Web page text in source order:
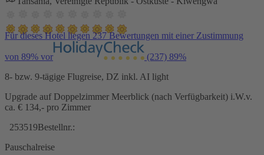
Für dieses Hotel liegen 237 Bewertungen mit einer Zustimmung
von 89% vor (237) 89%
8- bzw. 9-tägige Flugreise, DZ inkl. AI light
Upgrade auf Doppelzimmer Meerblick (nach Verfügbarkeit) i.W.v.
ca. € 134,- pro Zimmer
253519Bestellnr.:
Pauschalreise